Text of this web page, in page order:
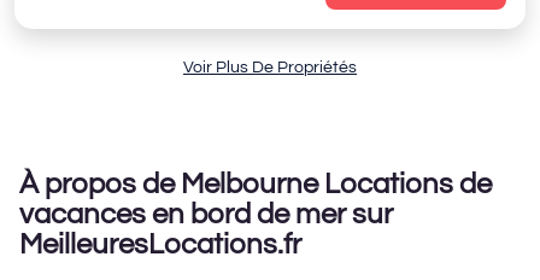
Voir Plus De Propriétés
À propos de Melbourne Locations de
vacances en bord de mer sur
MeilleuresLocations.fr